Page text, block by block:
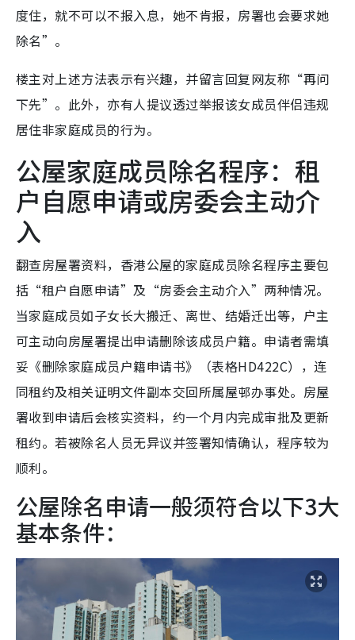
度住，就不可以不报入息，她不肯报，房署也会要求她
除名”。
楼主对上述方法表示有兴趣，并留言回复网友称“再问
下先”。此外，亦有人提议透过举报该女成员伴侣违规
居住非家庭成员的行为。
公屋家庭成员除名程序：租
户自愿申请或房委会主动介
入
翻查房屋署资料，香港公屋的家庭成员除名程序主要包
括“租户自愿申请”及“房委会主动介入”两种情况。
当家庭成员如子女长大搬迁、离世、结婚迁出等，户主
可主动向房屋署提出申请删除该成员户籍。申请者需填
妥《删除家庭成员户籍申请书》（表格HD422C），连
同租约及相关证明文件副本交回所属屋邨办事处。房屋
署收到申请后会核实资料，约一个月内完成审批及更新
租约。若被除名人员无异议并签署知情确认，程序较为
顺利。
公屋除名申请一般须符合以下3大
基本条件：